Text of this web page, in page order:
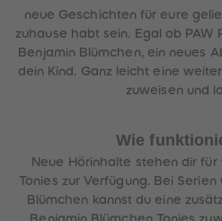
neue Geschichten für eure
zuhause habt sein. Egal ob PAW
Benjamin Blümchen, ein neues
dein Kind. Ganz leicht eine
zuweisen und
Wie
Neue Hörinhalte stehen dir für
Tonies zur Verfügung. Bei
Blümchen kannst du eine
Benjamin Blümchen Tonies